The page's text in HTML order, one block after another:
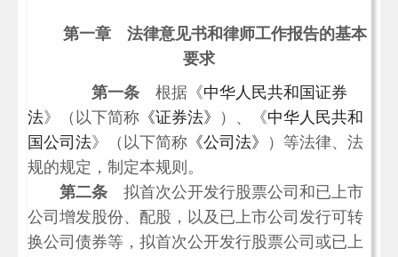
第一章 法律意见书和律师工作报告的基本
要求
第一条 根据《中华人民共和国证券
法》（以下简称 《证券法》 ）、《中华人民共和
国公司法》（以下简称 《公司法》
）等法律、法
规的规定，制定本规则。
第二条 拟首次公开发行股票公司和已上市
公司增发股份、配股，以及已上市公司发行可转
换公司债券等，拟首次公开发行股票公司或已上